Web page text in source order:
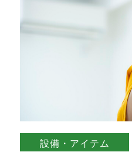
設備・アイテム